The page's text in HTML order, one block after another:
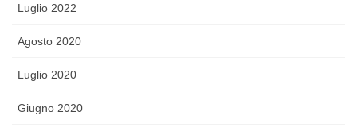
Luglio 2022
Agosto 2020
Luglio 2020
Giugno 2020